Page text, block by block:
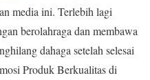
media ini. Terlebih lagi
berolahraga dan membawa
dahaga setelah selesai
Produk Berkualitas di